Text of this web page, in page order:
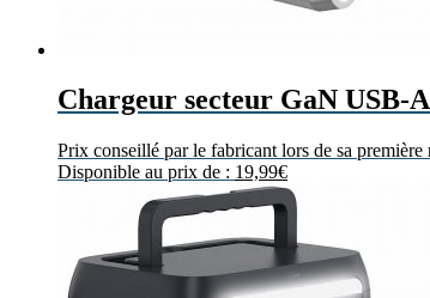
Chargeur secteur GaN USB-
Prix conseillé par le fabricant lors de sa
Disponible au prix de : 19,99€